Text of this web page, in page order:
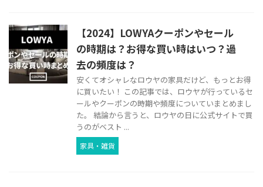
【2024】LOWYAクーポンやセール
の時期は？お得な買い時はいつ？過
去の頻度は？
安くてオシャレなロウヤの家具だけど、もっとお得
に買いたい！ この記事では、ロウヤが行っているセ
ールやクーポンの時期や頻度についていまとめまし
た。 結論から言うと、ロウヤの日に公式サイトで買
うのがベスト ...
家具・雑貨